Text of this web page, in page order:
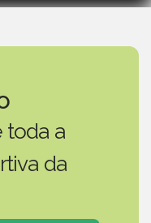
toda a
da